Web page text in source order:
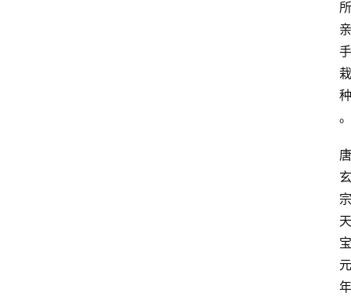
所
亲
手
栽
种
。
唐
玄
宗
天
宝
元
年